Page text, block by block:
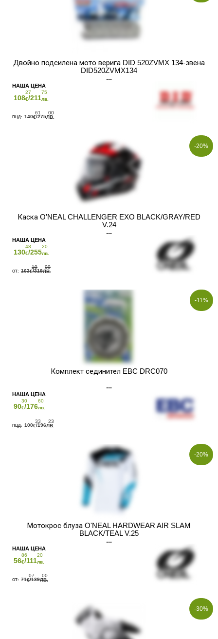
Двойно подсилена мото верига DID 520ZVMX 134-звена
DID520ZVMX134
108
27
€/211
75
лв.
140
61
€/275
00
ЛВ.
-20%
Каска O'NEAL CHALLENGER EXO BLACK/GRAY/RED
V.24
130
48
€/255
20
лв.
163
10
€/319
00
ЛВ.
-11%
Комплект сединител EBC DRC070
90
30
€/176
60
лв.
100
33
€/196
23
ЛВ.
-20%
Мотокрос блуза O'NEAL HARDWEAR AIR SLAM
BLACK/TEAL V.25
56
86
€/111
20
лв.
71
07
€/139
00
ЛВ.
-30%